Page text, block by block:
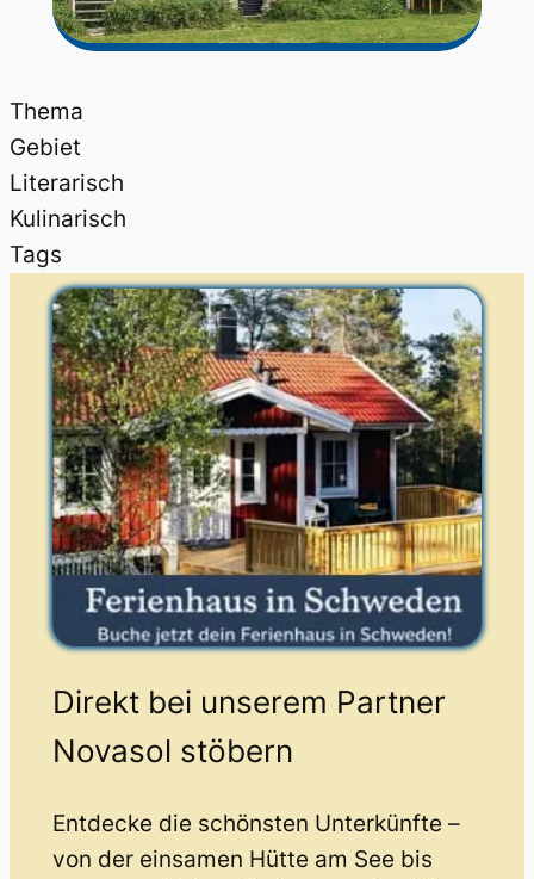
Thema
Gebiet
Literarisch
Kulinarisch
Tags
Direkt bei unserem Partner
Novasol stöbern
Entdecke die schönsten Unterkünfte –
von der einsamen Hütte am See bis